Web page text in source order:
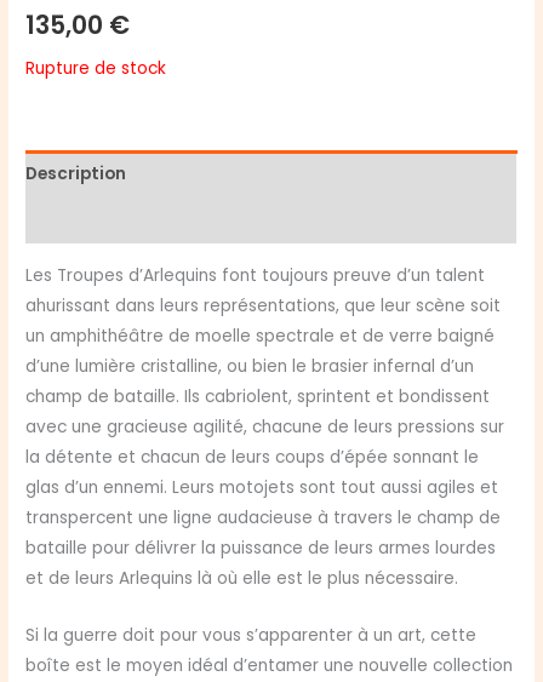
135,00 €
Rupture de stock
Description
Les Troupes d’Arlequins font toujours preuve d’un talent
ahurissant dans leurs représentations, que leur scène soit
un amphithéâtre de moelle spectrale et de verre baigné
d’une lumière cristalline, ou bien le brasier infernal d’un
champ de bataille. Ils cabriolent, sprintent et bondissent
avec une gracieuse agilité, chacune de leurs pressions sur
la détente et chacun de leurs coups d’épée sonnant le
glas d’un ennemi. Leurs motojets sont tout aussi agiles et
transpercent une ligne audacieuse à travers le champ de
bataille pour délivrer la puissance de leurs armes lourdes
et de leurs Arlequins là où elle est le plus nécessaire.
Si la guerre doit pour vous s’apparenter à un art, cette
boîte est le moyen idéal d’entamer une nouvelle collection